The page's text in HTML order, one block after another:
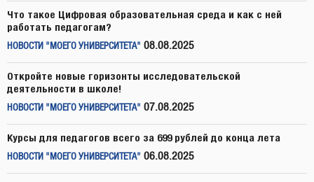
Что такое Цифровая образовательная среда и как с ней
работать педагогам?
НОВОСТИ "МОЕГО УНИВЕРСИТЕТА" 08.08.2025
Откройте новые горизонты исследовательской
деятельности в школе!
НОВОСТИ "МОЕГО УНИВЕРСИТЕТА" 07.08.2025
Курсы для педагогов всего за 699 рублей до конца лета
НОВОСТИ "МОЕГО УНИВЕРСИТЕТА" 06.08.2025